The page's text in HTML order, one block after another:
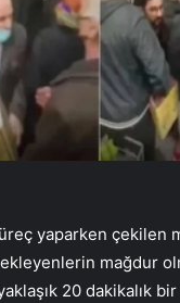
yaparken çekilen
mağdur
20 dakikalık